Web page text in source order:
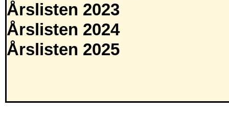
Årslisten 2023
Årslisten 2024
Årslisten 2025